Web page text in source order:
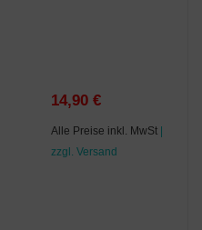
14,90 €
Alle Preise inkl. MwSt |
zzgl. Versand